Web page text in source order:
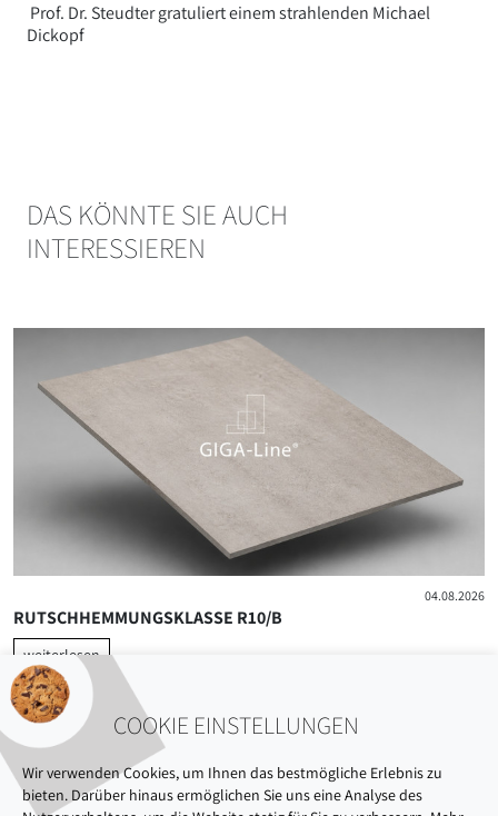
Prof. Dr. Steudter gratuliert einem strahlenden Michael
Dickopf
DAS KÖNNTE SIE AUCH
INTERESSIEREN
04.08.2026
RUTSCHHEMMUNGSKLASSE R10/B
weiterlesen
COOKIE EINSTELLUNGEN
Wir verwenden Cookies, um Ihnen das bestmögliche Erlebnis zu
bieten. Darüber hinaus ermöglichen Sie uns eine Analyse des